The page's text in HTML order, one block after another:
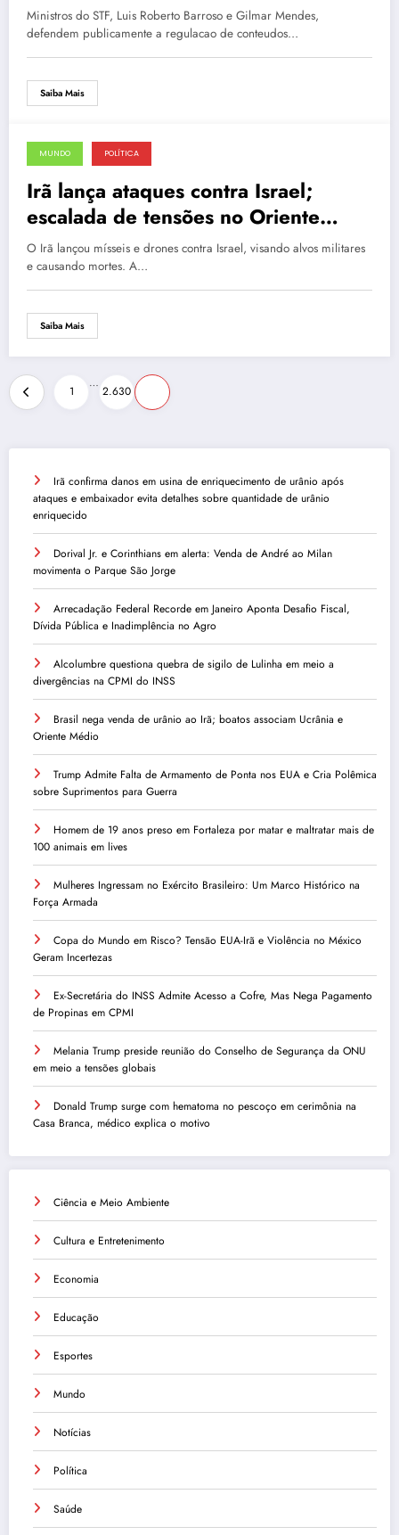
Brasil
Ministros do STF, Luis Roberto Barroso e Gilmar Mendes,
defendem publicamente a regulacao de conteudos…
Saiba Mais
14 de junho de 2025
MUNDO POLÍTICA
Irã lança ataques contra Israel;
escalada de tensões no Oriente
Médio
O Irã lançou mísseis e drones contra Israel, visando alvos militares
e causando mortes. A…
Saiba Mais
Paginação
de
posts
1
…
2.630
Irã confirma danos em usina de enriquecimento de urânio após
ataques e embaixador evita detalhes sobre quantidade de urânio
enriquecido
Dorival Jr. e Corinthians em alerta: Venda de André ao Milan
movimenta o Parque São Jorge
Arrecadação Federal Recorde em Janeiro Aponta Desafio Fiscal,
Dívida Pública e Inadimplência no Agro
Alcolumbre questiona quebra de sigilo de Lulinha em meio a
divergências na CPMI do INSS
Brasil nega venda de urânio ao Irã; boatos associam Ucrânia e
Oriente Médio
Trump Admite Falta de Armamento de Ponta nos EUA e Cria Polêmica
sobre Suprimentos para Guerra
Homem de 19 anos preso em Fortaleza por matar e maltratar mais de
100 animais em lives
Mulheres Ingressam no Exército Brasileiro: Um Marco Histórico na
Força Armada
Copa do Mundo em Risco? Tensão EUA-Irã e Violência no México
Geram Incertezas
Ex-Secretária do INSS Admite Acesso a Cofre, Mas Nega Pagamento
de Propinas em CPMI
Melania Trump preside reunião do Conselho de Segurança da ONU
em meio a tensões globais
Donald Trump surge com hematoma no pescoço em cerimônia na
Casa Branca, médico explica o motivo
Ciência e Meio Ambiente
Cultura e Entretenimento
Economia
Educação
Esportes
Mundo
Notícias
Política
Saúde